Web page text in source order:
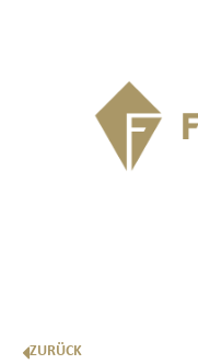
ZURÜCK